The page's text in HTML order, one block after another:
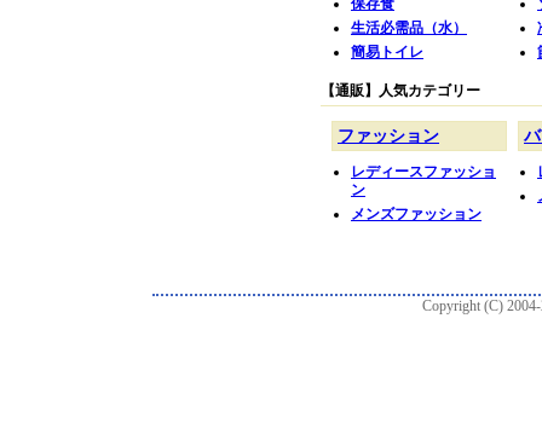
Copyright (C)